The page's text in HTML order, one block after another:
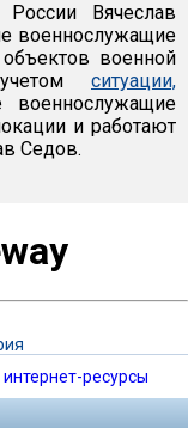
Вячеслав
военнослужащие
военной
ситуации,
военнослужащие
и работают
Седов.
ресурсы